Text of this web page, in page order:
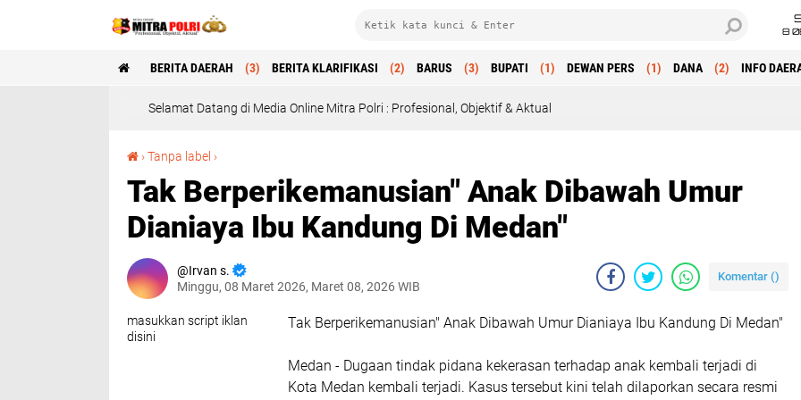
8
BERITA DAERAH (3) BERITA KLARIFIKASI (2) BARUS (3) BUPATI (1) DEWAN PERS (1) DANA (2) INFO
Selamat Datang di Media Online Mitra Polri : Profesional, Objektif & Aktual
›Tanpa label ›
Tak Berperikemanusian" Anak Dibawah Umur
Dianiaya Ibu Kandung Di Medan"
Irvan s.
Minggu, 08 Maret 2026, Maret 08, 2026 WIB
Komentar ()
masukkan script iklan
disini
Tak Berperikemanusian" Anak Dibawah Umur Dianiaya Ibu Kandung Di Medan"
Medan - Dugaan tindak pidana kekerasan terhadap anak kembali terjadi di
Kota Medan kembali terjadi. Kasus tersebut kini telah dilaporkan secara resmi